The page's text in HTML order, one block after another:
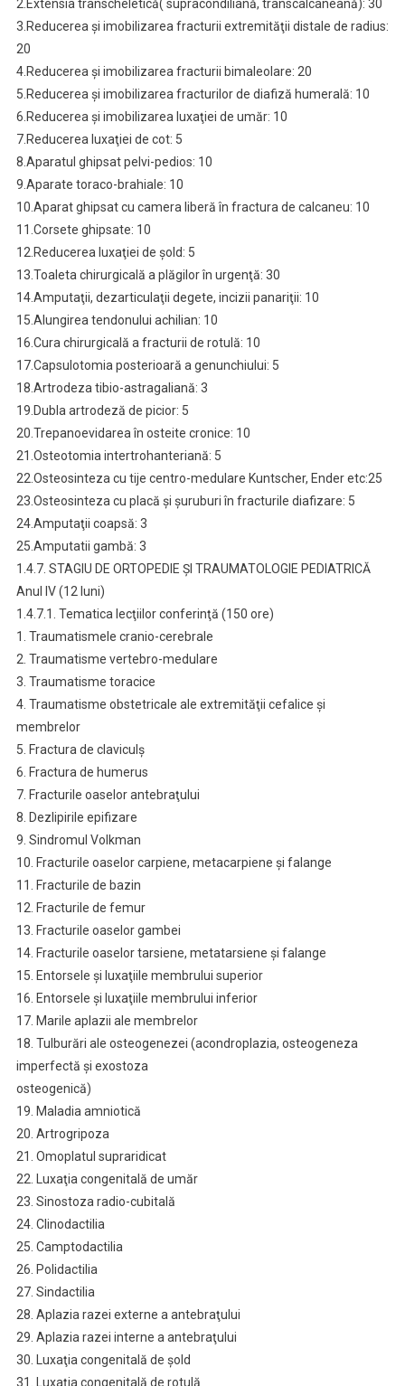
2.Extensia transcheletică( supracondiliană, transcalcaneană): 30
3.Reducerea şi imobilizarea fracturii extremităţii distale de radius:
20
4.Reducerea şi imobilizarea fracturii bimaleolare: 20
5.Reducerea şi imobilizarea fracturilor de diafiză humerală: 10
6.Reducerea şi imobilizarea luxaţiei de umăr: 10
7.Reducerea luxaţiei de cot: 5
8.Aparatul ghipsat pelvi-pedios: 10
9.Aparate toraco-brahiale: 10
10.Aparat ghipsat cu camera liberă în fractura de calcaneu: 10
11.Corsete ghipsate: 10
12.Reducerea luxaţiei de şold: 5
13.Toaleta chirurgicală a plăgilor în urgenţă: 30
14.Amputaţii, dezarticulaţii degete, incizii panariţii: 10
15.Alungirea tendonului achilian: 10
16.Cura chirurgicală a fracturii de rotulă: 10
17.Capsulotomia posterioară a genunchiului: 5
18.Artrodeza tibio-astragaliană: 3
19.Dubla artrodeză de picior: 5
20.Trepanoevidarea în osteite cronice: 10
21.Osteotomia intertrohanteriană: 5
22.Osteosinteza cu tije centro-medulare Kuntscher, Ender etc:25
23.Osteosinteza cu placă şi şuruburi în fracturile diafizare: 5
24.Amputaţii coapsă: 3
25.Amputatii gambă: 3
1.4.7. STAGIU DE ORTOPEDIE ŞI TRAUMATOLOGIE PEDIATRICĂ
Anul IV (12 luni)
1.4.7.1. Tematica lecţiilor conferinţă (150 ore)
1. Traumatismele cranio-cerebrale
2. Traumatisme vertebro-medulare
3. Traumatisme toracice
4. Traumatisme obstetricale ale extremităţii cefalice şi
membrelor
5. Fractura de claviculş
6. Fractura de humerus
7. Fracturile oaselor antebraţului
8. Dezlipirile epifizare
9. Sindromul Volkman
10. Fracturile oaselor carpiene, metacarpiene şi falange
11. Fracturile de bazin
12. Fracturile de femur
13. Fracturile oaselor gambei
14. Fracturile oaselor tarsiene, metatarsiene şi falange
15. Entorsele şi luxaţiile membrului superior
16. Entorsele şi luxaţiile membrului inferior
17. Marile aplazii ale membrelor
18. Tulburări ale osteogenezei (acondroplazia, osteogeneza
imperfectă şi exostoza
osteogenică)
19. Maladia amniotică
20. Artrogripoza
21. Omoplatul supraridicat
22. Luxaţia congenitală de umăr
23. Sinostoza radio-cubitală
24. Clinodactilia
25. Camptodactilia
26. Polidactilia
27. Sindactilia
28. Aplazia razei externe a antebraţului
29. Aplazia razei interne a antebraţului
30. Luxaţia congenitală de şold
31. Luxaţia congenitală de rotulă